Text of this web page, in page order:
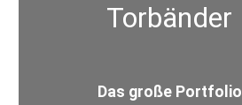
Torbänder
Das große Portfolio